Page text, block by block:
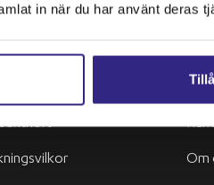
in när du har använt deras
Om